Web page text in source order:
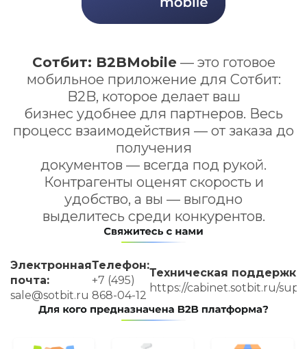
Сотбит: B2BMobile— это готовое
мобильное приложение для Сотбит:
B2B, которое делает ваш
бизнес удобнее для партнеров. Весь
процесс взаимодействия — от заказа до
получения
документов — всегда под рукой.
Контрагенты оценят скорость и
удобство, а вы — выгодно
выделитесь среди конкурентов.
Электронная
почта:
sale@sotbit.ru
Телефон:
+7 (495)
868-04-12
Техническая поддержка:
https://cabinet.sotbit.ru/